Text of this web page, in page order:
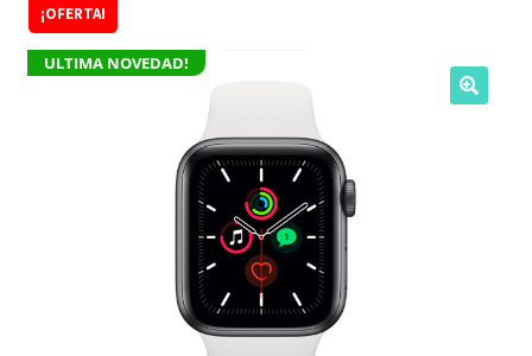
MI CUENTA
¡OFERTA!
ULTIMA NOVEDAD!